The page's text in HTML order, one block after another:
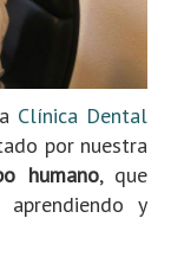
Clínica Dental
por nuestra
humano, que
aprendiendo y